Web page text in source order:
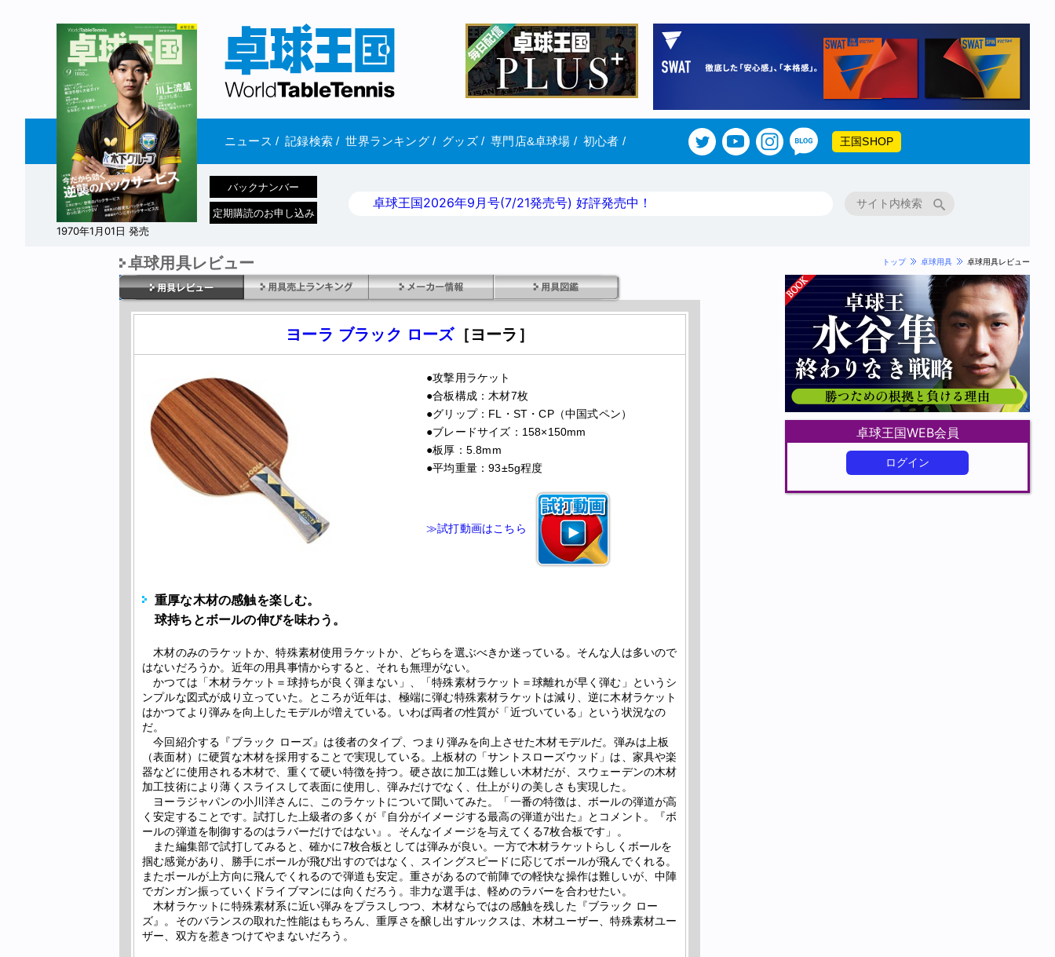
ニュース / 記録検索 / 世界ランキング/ グッズ/ 専門店&卓球場 / 初心者 / 王国SHOP
1970年1月01日 発売
バックナンバー
定期購読のお申し込み
卓球王国2026年9月号(7/21発売号) 好評発売中！
卓球用具レビュー トップ 卓球用具 卓球用具レビュー
ヨーラ ブラック ローズ［ヨーラ］
●攻撃用ラケット
●合板構成：木材7枚
●グリップ：FL・ST・CP（中国式ペン）
●ブレードサイズ：158×150mm
●板厚：5.8mm
●平均重量：93±5g程度
≫試打動画はこちら
重厚な木材の感触を楽しむ。
球持ちとボールの伸びを味わう。
木材のみのラケットか、特殊素材使用ラケットか、どちらを選ぶべきか迷っている。そんな人は多いので
はないだろうか。近年の用具事情からすると、それも無理がない。
かつては「木材ラケット＝球持ちが良く弾まない」、「特殊素材ラケット＝球離れが早く弾む」というシ
ンプルな図式が成り立っていた。ところが近年は、極端に弾む特殊素材ラケットは減り、逆に木材ラケット
はかつてより弾みを向上したモデルが増えている。いわば両者の性質が「近づいている」という状況なの
だ。
今回紹介する『ブラック ローズ』は後者のタイプ、つまり弾みを向上させた木材モデルだ。弾みは上板
（表面材）に硬質な木材を採用することで実現している。上板材の「サントスローズウッド」は、家具や楽
器などに使用される木材で、重くて硬い特徴を持つ。硬さ故に加工は難しい木材だが、スウェーデンの木材
加工技術により薄くスライスして表面に使用し、弾みだけでなく、仕上がりの美しさも実現した。
ヨーラジャパンの小川洋さんに、このラケットについて聞いてみた。「一番の特徴は、ボールの弾道が高
く安定することです。試打した上級者の多くが『自分がイメージする最高の弾道が出た』とコメント。『ボ
ールの弾道を制御するのはラバーだけではない』。そんなイメージを与えてくる7枚合板です」。
また編集部で試打してみると、確かに7枚合板としては弾みが良い。一方で木材ラケットらしくボールを
掴む感覚があり、勝手にボールが飛び出すのではなく、スイングスピードに応じてボールが飛んでくれる。
またボールが上方向に飛んでくれるので弾道も安定。重さがあるので前陣での軽快な操作は難しいが、中陣
でガンガン振っていくドライブマンには向くだろう。非力な選手は、軽めのラバーを合わせたい。
木材ラケットに特殊素材系に近い弾みをプラスしつつ、木材ならではの感触を残した『ブラック ロー
ズ』。そのバランスの取れた性能はもちろん、重厚さを醸し出すルックスは、木材ユーザー、特殊素材ユー
ザー、双方を惹きつけてやまないだろう。
卓球王国WEB会員
ログイン